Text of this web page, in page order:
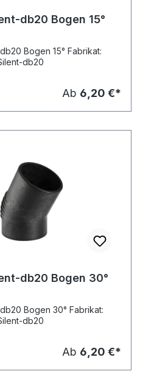
db20 Bogen 15°
Bogen 15° Fabrikat:
db20
Ab 6,20 €*
db20 Bogen 30°
Bogen 30° Fabrikat:
db20
Ab 6,20 €*